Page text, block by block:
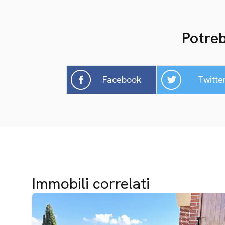
Facebook
Immobili correlati